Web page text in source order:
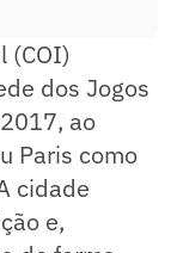
(COI)
dos Jogos
ao
Paris como
cidade
e,